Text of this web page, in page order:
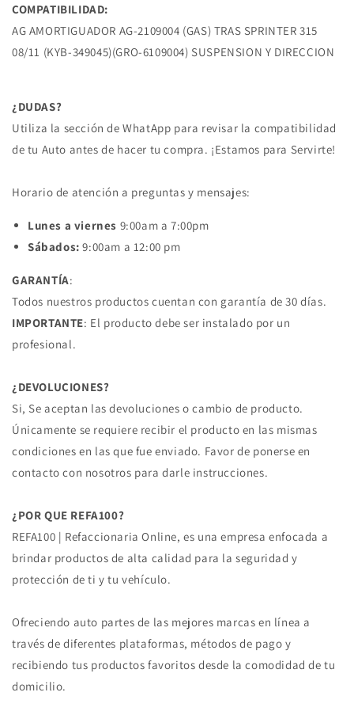
COMPATIBILIDAD:
AG AMORTIGUADOR AG-2109004 (GAS) TRAS SPRINTER 315
08/11 (KYB-349045)(GRO-6109004) SUSPENSION Y DIRECCION
¿DUDAS?
Utiliza la sección de WhatApp para revisar la compatibilidad
de tu Auto antes de hacer tu compra. ¡Estamos para Servirte!
Horario de atención a preguntas y mensajes:
Lunes a viernes 9:00am a 7:00pm
Sábados: 9:00am a 12:00 pm
GARANTÍA:
Todos nuestros productos cuentan con garantía de 30 días.
IMPORTANTE: El producto debe ser instalado por un
profesional.
¿DEVOLUCIONES?
Si, Se aceptan las devoluciones o cambio de producto.
Únicamente se requiere recibir el producto en las mismas
condiciones en las que fue enviado. Favor de ponerse en
contacto con nosotros para darle instrucciones.
¿POR QUE REFA100?
REFA100 | Refaccionaria Online, es una empresa enfocada a
brindar productos de alta calidad para la seguridad y
protección de ti y tu vehículo.
Ofreciendo auto partes de las mejores marcas en línea a
través de diferentes plataformas, métodos de pago y
recibiendo tus productos favoritos desde la comodidad de tu
domicilio.